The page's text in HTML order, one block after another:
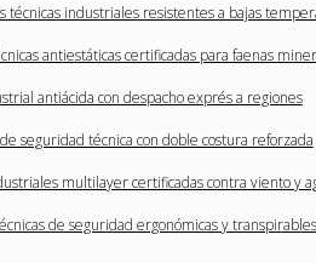
técnicas industriales resistentes a bajas
antiestáticas certificadas para faenas
antiácida con despacho exprés a regiones
seguridad técnica con doble costura reforzada
multilayer certificadas contra viento y
de seguridad ergonómicas y